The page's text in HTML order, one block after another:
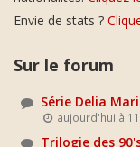
Envie de stats ?
Sur le forum
Série Delia
aujourd'hui à
Trilogie des